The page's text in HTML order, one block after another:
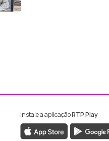
RTP Madeira
da RTP Madeira
Instale a aplicaçãoRTP Play